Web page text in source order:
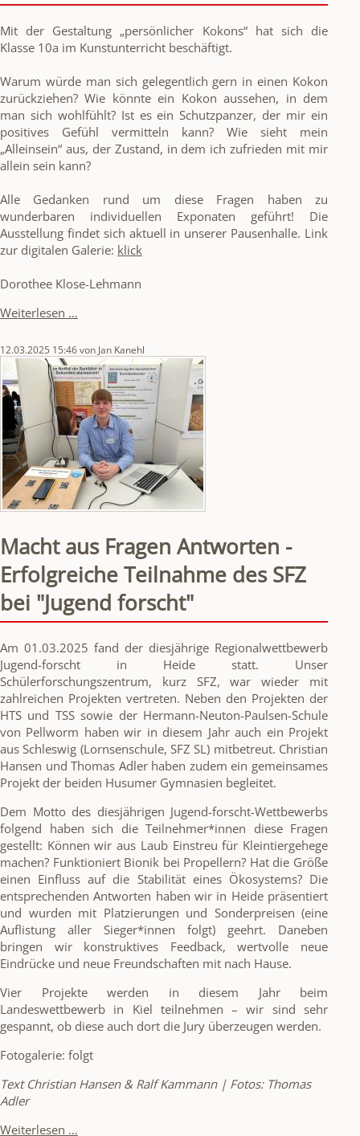
Mit der Gestaltung „persönlicher Kokons“ hat sich die
Klasse 10a im Kunstunterricht beschäftigt.
Warum würde man sich gelegentlich gern in einen Kokon
zurückziehen? Wie könnte ein Kokon aussehen, in dem
man sich wohlfühlt? Ist es ein Schutzpanzer, der mir ein
positives Gefühl vermitteln kann? Wie sieht mein
„Alleinsein“ aus, der Zustand, in dem ich zufrieden mit mir
allein sein kann?
Alle Gedanken rund um diese Fragen haben zu
wunderbaren individuellen Exponaten geführt! Die
Ausstellung findet sich aktuell in unserer Pausenhalle. Link
zur digitalen Galerie: klick
Dorothee Klose-Lehmann
Weiterlesen …
12.03.2025 15:46von Jan Kanehl
Macht aus Fragen Antworten -
Erfolgreiche Teilnahme des SFZ
bei "Jugend forscht"
Am 01.03.2025 fand der diesjährige Regionalwettbewerb
Jugend-forscht in Heide statt. Unser
Schülerforschungszentrum, kurz SFZ, war wieder mit
zahlreichen Projekten vertreten. Neben den Projekten der
HTS und TSS sowie der Hermann-Neuton-Paulsen-Schule
von Pellworm haben wir in diesem Jahr auch ein Projekt
aus Schleswig (Lornsenschule, SFZ SL) mitbetreut. Christian
Hansen und Thomas Adler haben zudem ein gemeinsames
Projekt der beiden Husumer Gymnasien begleitet.
Dem Motto des diesjährigen Jugend-forscht-Wettbewerbs
folgend haben sich die Teilnehmer*innen diese Fragen
gestellt: Können wir aus Laub Einstreu für Kleintiergehege
machen? Funktioniert Bionik bei Propellern? Hat die Größe
einen Einfluss auf die Stabilität eines Ökosystems? Die
entsprechenden Antworten haben wir in Heide präsentiert
und wurden mit Platzierungen und Sonderpreisen (eine
Auflistung aller Sieger*innen folgt) geehrt. Daneben
bringen wir konstruktives Feedback, wertvolle neue
Eindrücke und neue Freundschaften mit nach Hause.
Vier Projekte werden in diesem Jahr beim
Landeswettbewerb in Kiel teilnehmen – wir sind sehr
gespannt, ob diese auch dort die Jury überzeugen werden.
Fotogalerie: folgt
Text Christian Hansen & Ralf Kammann | Fotos: Thomas
Adler
Weiterlesen …